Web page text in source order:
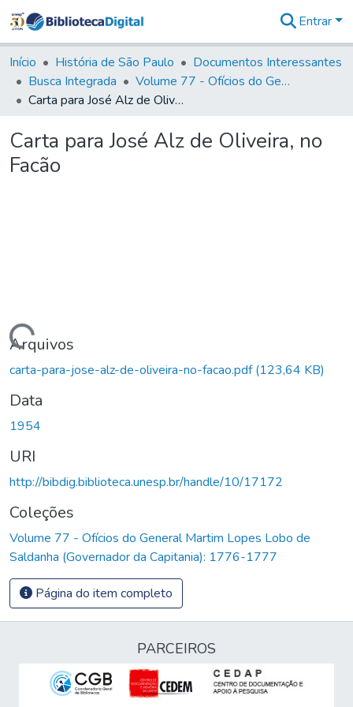
&
Coleções
Tudo na
Biblioteca
Estatísticas
Entrar
Início História de São Paulo
Documentos Interessantes
Busca Integrada
Volume 77 - Ofícios do General Martim Lopes Lobo de Saldanha (Governador da Capitania): 1776-1777
Carta para José Alz de Oliveira, no Facão
Carta para José Alz de Oliveira, no
Facão
Carregando...
Arquivos
carta-para-jose-alz-de-oliveira-no-facao.pdf(123,64 KB)
Data
1954
URI
http://bibdig.biblioteca.unesp.br/handle/10/17172
Coleções
Volume 77 - Ofícios do General Martim Lopes Lobo de
Saldanha (Governador da Capitania): 1776-1777
Página do item completo
PARCEIROS